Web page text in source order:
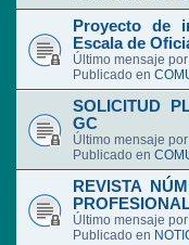
Proyecto de
Escala de
Último mensaje por
Publicado en
SOLICITUD
GC
Último mensaje por
Publicado en
REVISTA
Último mensaje por
Publicado en